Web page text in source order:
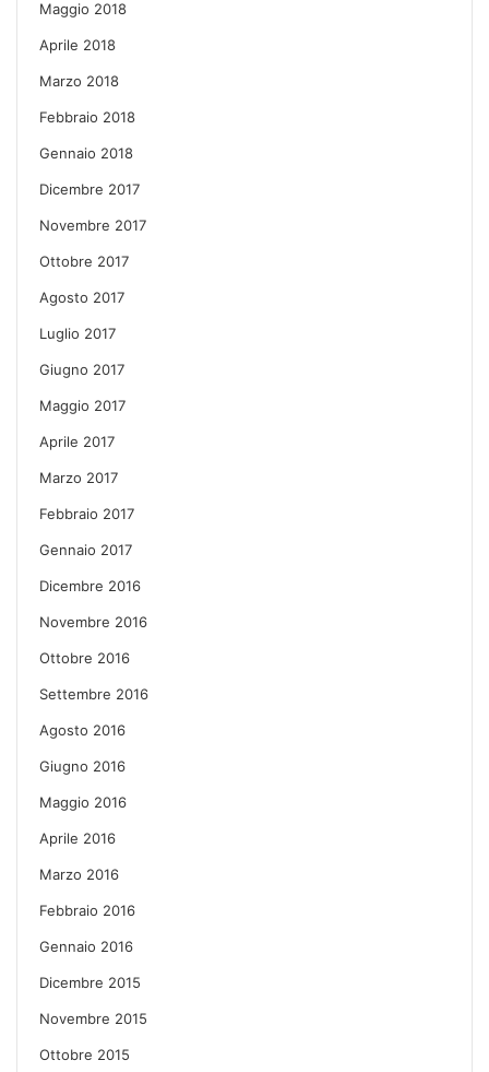
Maggio 2018
Aprile 2018
Marzo 2018
Febbraio 2018
Gennaio 2018
Dicembre 2017
Novembre 2017
Ottobre 2017
Agosto 2017
Luglio 2017
Giugno 2017
Maggio 2017
Aprile 2017
Marzo 2017
Febbraio 2017
Gennaio 2017
Dicembre 2016
Novembre 2016
Ottobre 2016
Settembre 2016
Agosto 2016
Giugno 2016
Maggio 2016
Aprile 2016
Marzo 2016
Febbraio 2016
Gennaio 2016
Dicembre 2015
Novembre 2015
Ottobre 2015